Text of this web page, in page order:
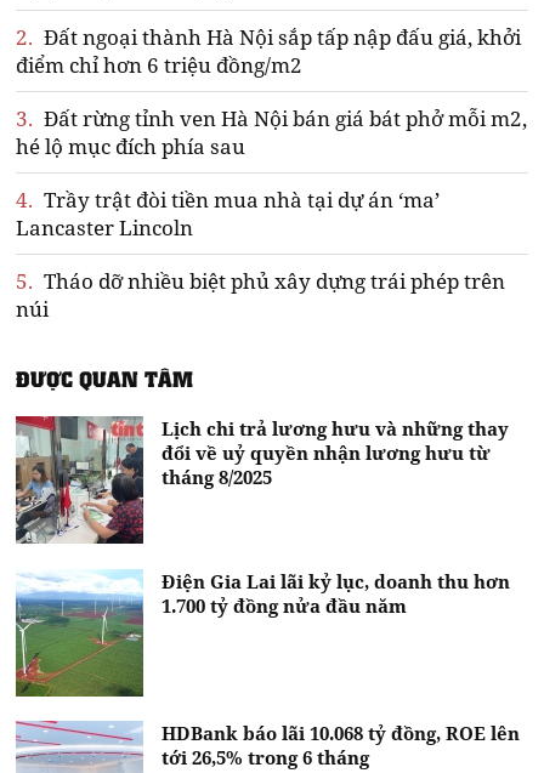
2. Đất ngoại thành Hà Nội sắp tấp nập đấu giá, khởi
điểm chỉ hơn 6 triệu đồng/m2
3. Đất rừng tỉnh ven Hà Nội bán giá bát phở mỗi m2,
hé lộ mục đích phía sau
4. Trầy trật đòi tiền mua nhà tại dự án ‘ma’
Lancaster Lincoln
5. Tháo dỡ nhiều biệt phủ xây dựng trái phép trên
núi
ĐƯỢC QUAN TÂM
Lịch chi trả lương hưu và những thay
đổi về uỷ quyền nhận lương hưu từ
tháng 8/2025
Điện Gia Lai lãi kỷ lục, doanh thu hơn
1.700 tỷ đồng nửa đầu năm
HDBank báo lãi 10.068 tỷ đồng, ROE lên
tới 26,5% trong 6 tháng